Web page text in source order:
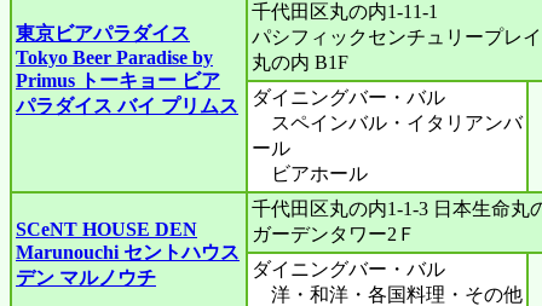
東京ビアパラダイス
Tokyo Beer Paradise by
Primus トーキョー ビア
パラダイス バイ プリムス
千代田区丸の内1-11-1
パシフィックセンチュリープレ
丸の内 B1F
ダイニングバー・バル
スペインバル・イタリアンバ
ール
ビアホール
SCeNT HOUSE DEN
Marunouchi セントハウス
デン マルノウチ
千代田区丸の内1-1-3 日本生命丸
ガーデンタワー2Ｆ
ダイニングバー・バル
洋・和洋・各国料理・その他